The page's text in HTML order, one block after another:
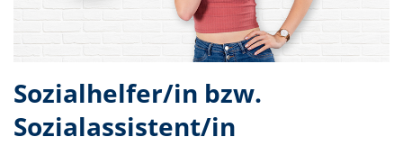
Sozialhelfer/in bzw.
Sozialassistent/in